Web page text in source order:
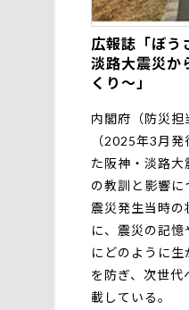
広報誌「ぼ
淡路大震災か
くり～」
内閣府（防災
（2025年3月
た阪神・淡路
の教訓と影響に
震災発生当時の
に、震災の記
にどのように
を防ぎ、次世代
載している。